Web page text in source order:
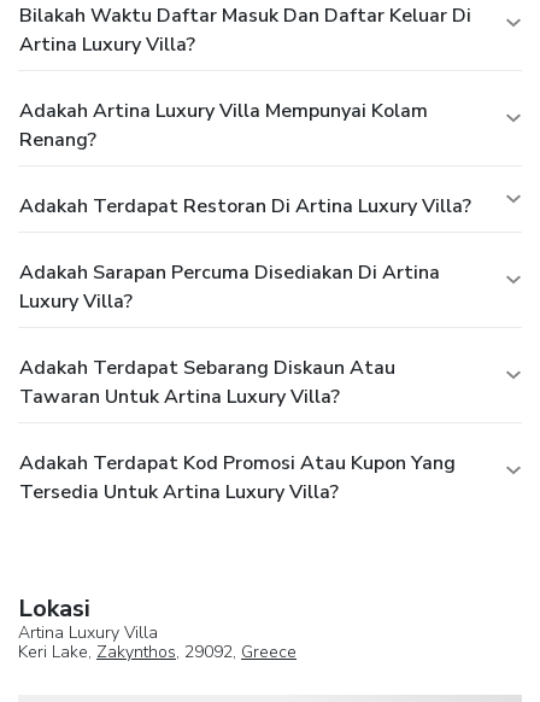
Bilakah Waktu Daftar Masuk Dan Daftar Keluar Di
Artina Luxury Villa?
Adakah Artina Luxury Villa Mempunyai Kolam
Renang?
Adakah Terdapat Restoran Di Artina Luxury Villa?
Adakah Sarapan Percuma Disediakan Di Artina
Luxury Villa?
Adakah Terdapat Sebarang Diskaun Atau
Tawaran Untuk Artina Luxury Villa?
Adakah Terdapat Kod Promosi Atau Kupon Yang
Tersedia Untuk Artina Luxury Villa?
Lokasi
Artina Luxury Villa
Keri Lake, Zakynthos, 29092, Greece